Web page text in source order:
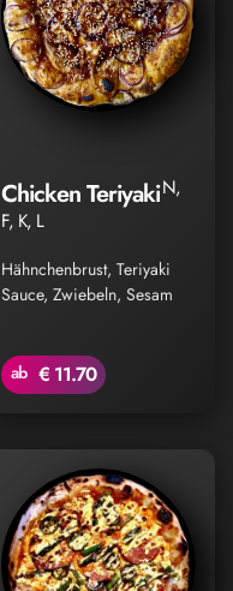
Chicken TeriyakiN,
F, K, L
Hähnchenbrust, Teriyaki
Sauce, Zwiebeln, Sesam
ab € 11.70